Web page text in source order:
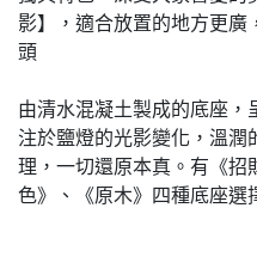
影】，適合放置的地方更廣
頭
由清水混凝土製成的底座，
注於鹽燈的光影變化，溫潤
理，一切還原本真。有《招
色》、《原木》四種底座選